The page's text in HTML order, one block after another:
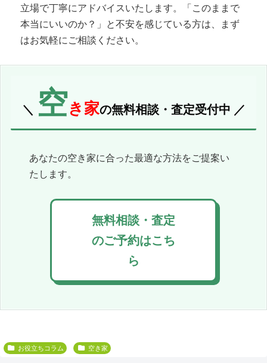
立場で丁寧にアドバイスいたします。「このままで
本当にいいのか？」と不安を感じている方は、まず
はお気軽にご相談ください。
＼ 空き家の無料相談・査定受付中 ／
あなたの空き家に合った最適な方法をご提案い
たします。
無料相談・査定
のご予約はこち
ら
お役立ちコラム 空き家